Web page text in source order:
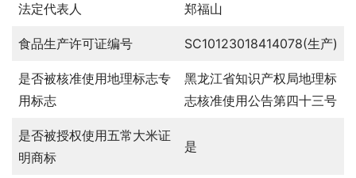
法定代表人 郑福山
食品生产许可证编号 SC10123018414078(生产)
是否被核准使用地理标志专
用标志
黑龙江省知识产权局地理标
志核准使用公告第四十三号
是否被授权使用五常大米证
明商标
是